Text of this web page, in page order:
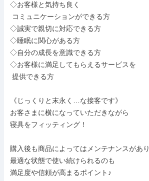
◇お客様と気持ち良く
◇誠実で親切に対応できる方
◇睡眠に関心がある方
◇自分の成長を意識できる方
◇お客様に満足してもらえるサービスを
《じっくりと末永く…な接客です》
お客さまに横になっていただきながら
寝具をフィッティング！
購入後も商品によってはメンテナンスがあり
最適な状態で使い続けられるのも
満足度や信頼が高まるポイント♪